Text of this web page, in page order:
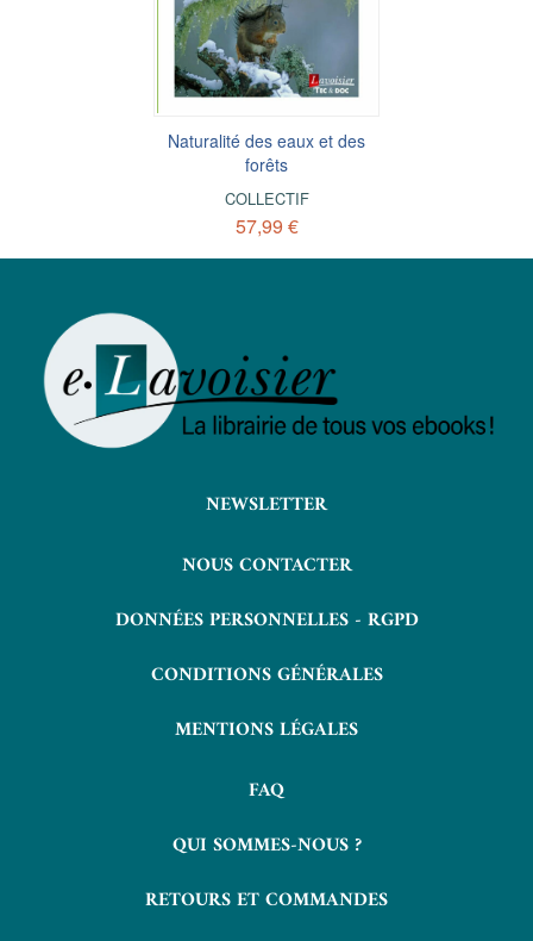
Naturalité des eaux et des
forêts
COLLECTIF
57,99 €
NEWSLETTER
NOUS CONTACTER
DONNÉES PERSONNELLES - RGPD
CONDITIONS GÉNÉRALES
MENTIONS LÉGALES
FAQ
QUI SOMMES-NOUS ?
RETOURS ET COMMANDES